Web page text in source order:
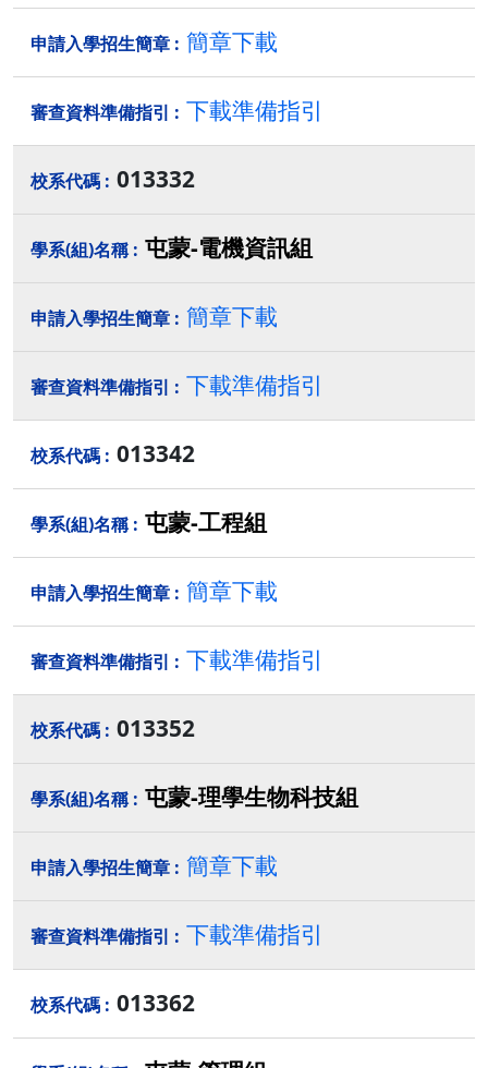
簡章下載
下載準備指引
013332
屯蒙-電機資訊組
簡章下載
下載準備指引
013342
屯蒙-工程組
簡章下載
下載準備指引
013352
屯蒙-理學生物科技組
簡章下載
下載準備指引
013362